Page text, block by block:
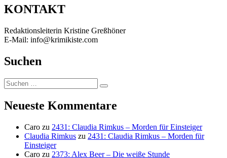
KONTAKT
Redaktionsleiterin Kristine Greßhöner
E-Mail: info@krimikiste.com
Suchen
Suchen
nach:
Suchen
Neueste Kommentare
Caro zu 2431: Claudia Rimkus – Morden für Einsteiger
Claudia Rimkus zu 2431: Claudia Rimkus – Morden für
Einsteiger
Caro zu 2373: Alex Beer – Die weiße Stunde